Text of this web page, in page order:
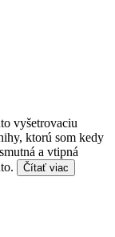
vyšetrovaciu
ktorú som kedy
a vtipná
Čítať viac